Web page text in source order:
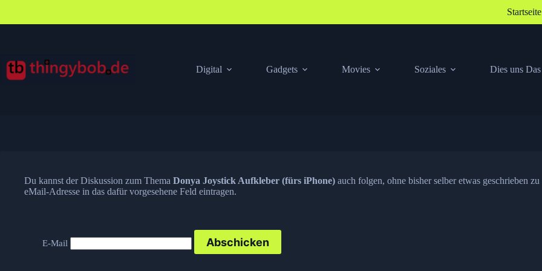
springen
Startseite
Digital Gadgets Movies Soziales Dies uns Das
Du kannst der Diskussion zum Thema Donya Joystick Aufkleber (fürs iPhone) auch folgen, ohne bisher selber etwas geschrieben
eMail-Adresse in das dafür vorgesehene Feld eintragen.
E-Mail